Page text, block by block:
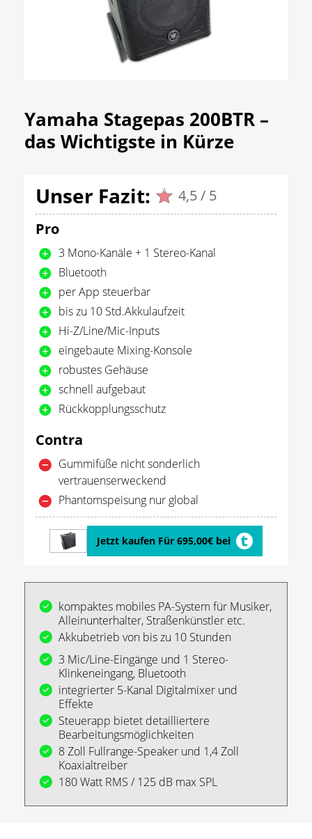
Yamaha Stagepas 200BTR –
das Wichtigste in Kürze
Unser Fazit:
4,5 / 5
Pro
3 Mono-Kanäle + 1 Stereo-Kanal
Bluetooth
per App steuerbar
bis zu 10 Std.Akkulaufzeit
Hi-Z/Line/Mic-Inputs
eingebaute Mixing-Konsole
robustes Gehäuse
schnell aufgebaut
Rückkopplungsschutz
Contra
Gummifüße nicht sonderlich
vertrauenserweckend
Phantomspeisung nur global
Jetzt kaufen Für 695,00€ bei
kompaktes mobiles PA-System für Musiker,
Alleinunterhalter, Straßenkünstler etc.
Akkubetrieb von bis zu 10 Stunden
3 Mic/Line-Eingänge und 1 Stereo-
Klinkeneingang, Bluetooth
integrierter 5-Kanal Digitalmixer und
Effekte
Steuerapp bietet detailliertere
Bearbeitungsmöglichkeiten
8 Zoll Fullrange-Speaker und 1,4 Zoll
Koaxialtreiber
180 Watt RMS / 125 dB max SPL